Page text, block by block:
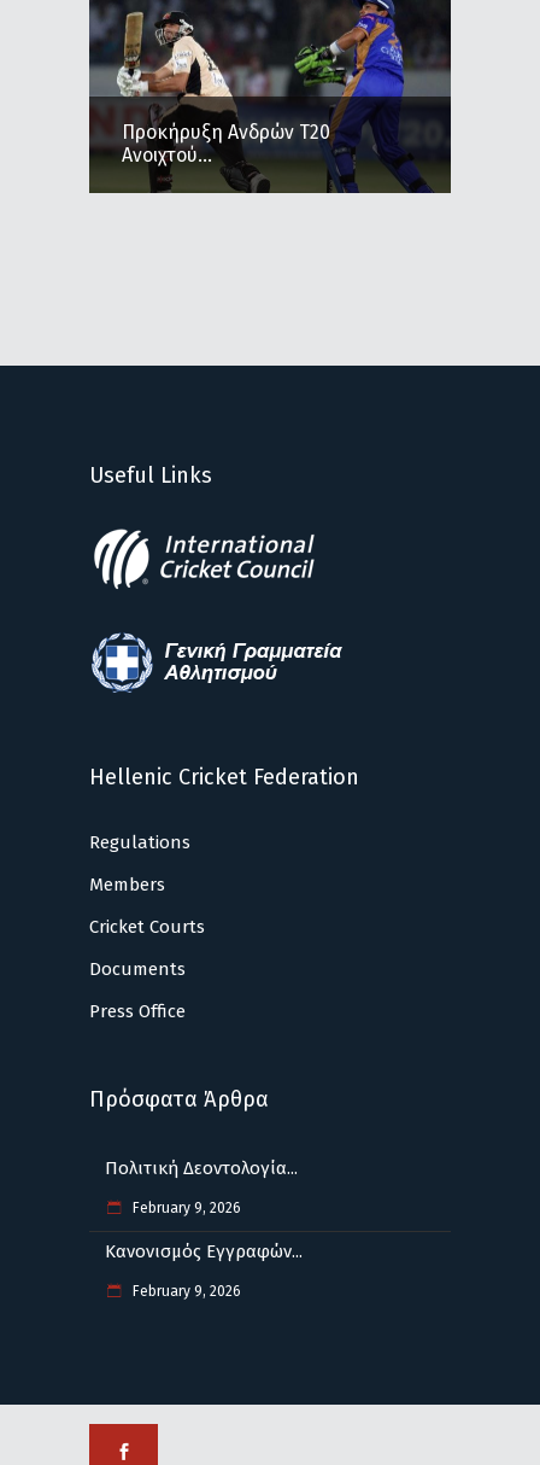
Προκήρυξη Ανδρών Τ20
Ανοιχτού...
Useful Links
Hellenic Cricket Federation
Regulations
Members
Cricket Courts
Documents
Press Office
Πρόσφατα Άρθρα
Πολιτική Δεοντολογία...
February 9, 2026
Κανονισμός Εγγραφών...
February 9, 2026